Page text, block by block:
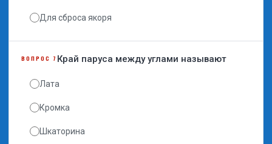
Для сброса якоря
ВОПРОС 7 Край паруса между углами называют
Лата
Кромка
Шкаторина